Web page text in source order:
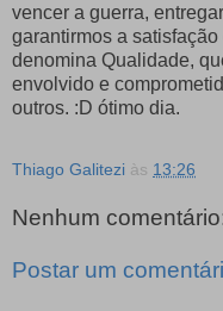
vencer a guerra,
garantirmos a
denomina Qualidade,
envolvido e
outros. :D ótimo dia.
Thiago Galitezi às 13:26
Nenhum
Postar um